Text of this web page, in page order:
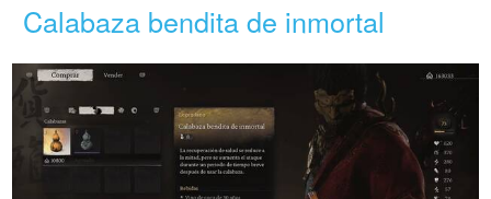
Calabaza bendita de inmortal